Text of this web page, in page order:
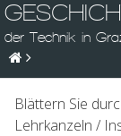
der Technik in
Blättern Sie
Lehrkanzeln /